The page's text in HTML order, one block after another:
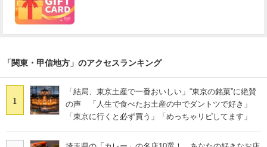
「関東・甲信地方」のアクセスランキング
1
「結局、東京土産で一番おいしい」“東京の銘菓”に絶賛
の声 「人生で食べたお土産の中でダントツで好き」
「東京に行くと必ず買う」「めっちゃリピしてます」